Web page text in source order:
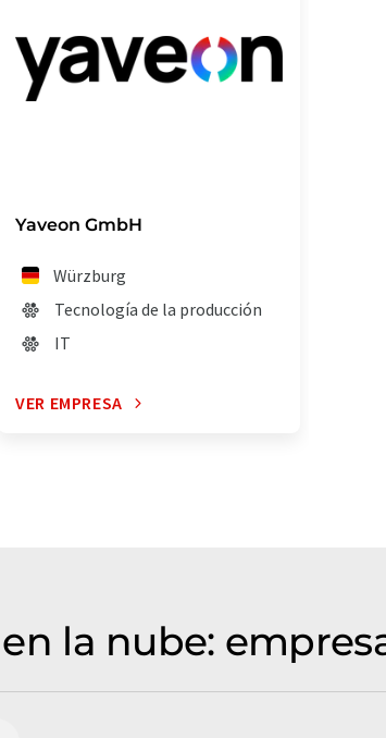
Yaveon GmbH
Würzburg
Tecnología de la producción
IT
VER EMPRESA
la nube: